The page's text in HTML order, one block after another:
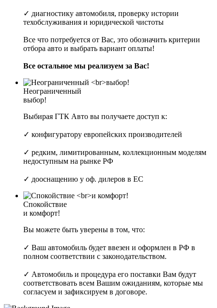
✓ диагностику автомобиля, проверку истории
техобслуживания и юридической чистоты
Все что потребуется от Вас, это обозначить критерии
отбора авто и выбрать вариант оплаты!
Все остальное мы реализуем за Вас!
Неограниченный
выбор!
Выбирая ГТК Авто вы получаете доступ к:
✓ конфигуратору европейских производителей
✓ редким, лимитированным, коллекционным моделям
недоступным на рынке РФ
✓ дооснащению у оф. дилеров в ЕС
Спокойствие
и комфорт!
Вы можете быть уверены в том, что:
✓ Ваш автомобиль будет ввезен и оформлен в РФ в
полном соответствии с законодательством.
✓ Автомобиль и процедура его поставки Вам будут
соответствовать всем Вашим ожиданиям, которые мы
согласуем и зафиксируем в договоре.